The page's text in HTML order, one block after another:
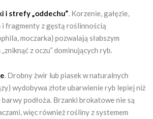
i strefy „oddechu”. Korzenie, gałęzie,
i fragmenty z gęstą roślinnością
moczarka) pozwalają słabszym
z oczu” dominujących ryb.
. Drobny żwir lub piasek w naturalnych
wydobywa złote ubarwienie ryb lepiej niż
podłoża. Brzanki brokatowe nie są
więc również rośliny z systemem